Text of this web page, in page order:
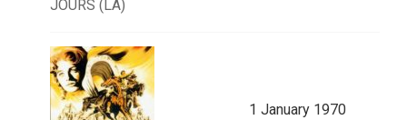
JOURS (LA)
1 January 1970